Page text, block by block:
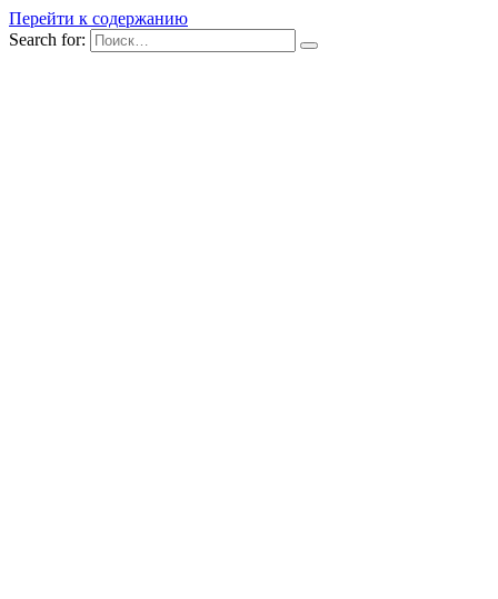
Перейти к содержанию
Search for: